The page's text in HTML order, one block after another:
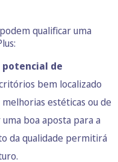
qualificar uma
potencial de
bem localizado
estéticas ou de
boa aposta para a
da qualidade permitirá